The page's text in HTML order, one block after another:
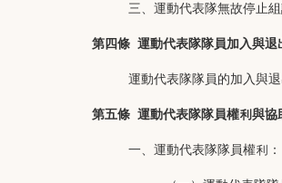
三、運動代表隊無故停止組
第四條 運動代表隊隊員加入與退
運動代表隊隊員的加入與
第五條 運動代表隊隊員權利與協
一、運動代表隊隊員權利：